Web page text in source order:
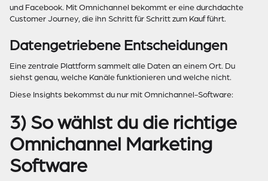
und Facebook. Mit Omnichannel bekommt er eine durchdachte
Customer Journey, die ihn Schritt für Schritt zum Kauf führt.
Datengetriebene Entscheidungen
Eine zentrale Plattform sammelt alle Daten an einem Ort. Du
siehst genau, welche Kanäle funktionieren und welche nicht.
Diese Insights bekommst du nur mit Omnichannel-Software:
3) So wählst du die richtige
Omnichannel Marketing
Software